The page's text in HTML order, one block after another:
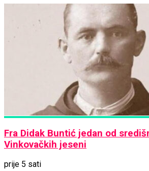
Fra Didak Buntić jedan od
Vinkovačkih jeseni
prije 5 sati